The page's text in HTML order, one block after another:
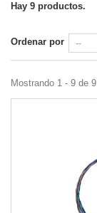
Hay 9 productos.
Ordenar por
Mostrando 1 - 9 de 9